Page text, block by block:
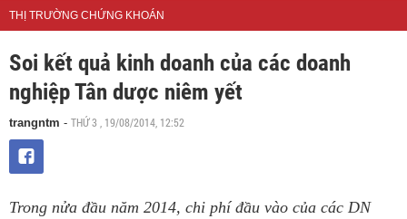
THỊ TRƯỜNG CHỨNG KHOÁN
Soi kết quả kinh doanh của các doanh
nghiệp Tân dược niêm yết
trangntm - THỨ 3 , 19/08/2014, 12:52
Trong nửa đầu năm 2014, chi phí đầu vào của các DN